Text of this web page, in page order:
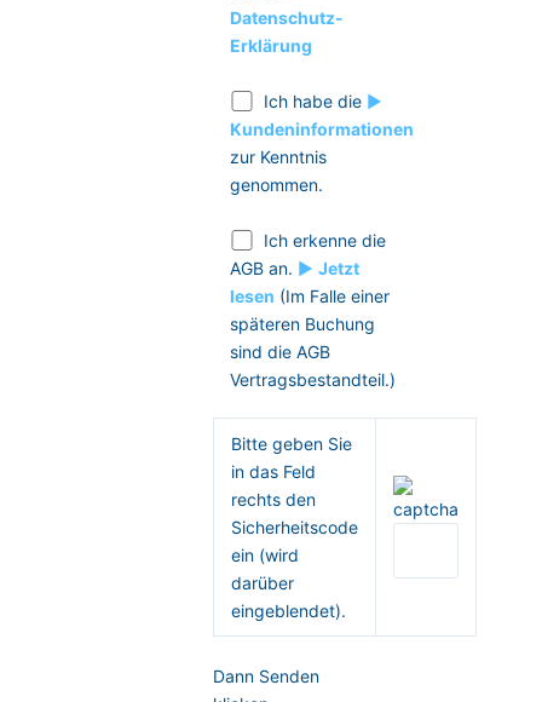
Datenschutz-
Erklärung
Ich habe die ►
Kundeninformationen
zur Kenntnis
genommen.
Ich erkenne die
AGB an. ► Jetzt
lesen (Im Falle einer
späteren Buchung
sind die AGB
Vertragsbestandteil.)
Bitte geben Sie
in das Feld
rechts den
Sicherheitscode
ein (wird
darüber
eingeblendet).
Dann Senden